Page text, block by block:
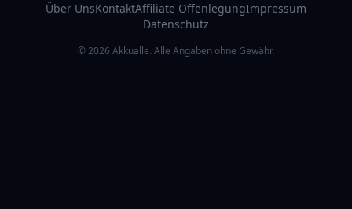
Über UnsKontaktAffiliate OffenlegungImpressum
Datenschutz
© 2026 Akkualle. Alle Angaben ohne Gewähr.